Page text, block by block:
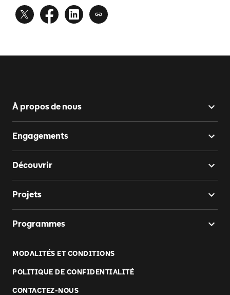
À propos de nous
Engagements
Découvrir
Projets
Programmes
MODALITÉS ET CONDITIONS
POLITIQUE DE CONFIDENTIALITÉ
CONTACTEZ-NOUS